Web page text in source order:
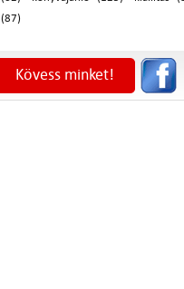
(87)
Kövess minket!